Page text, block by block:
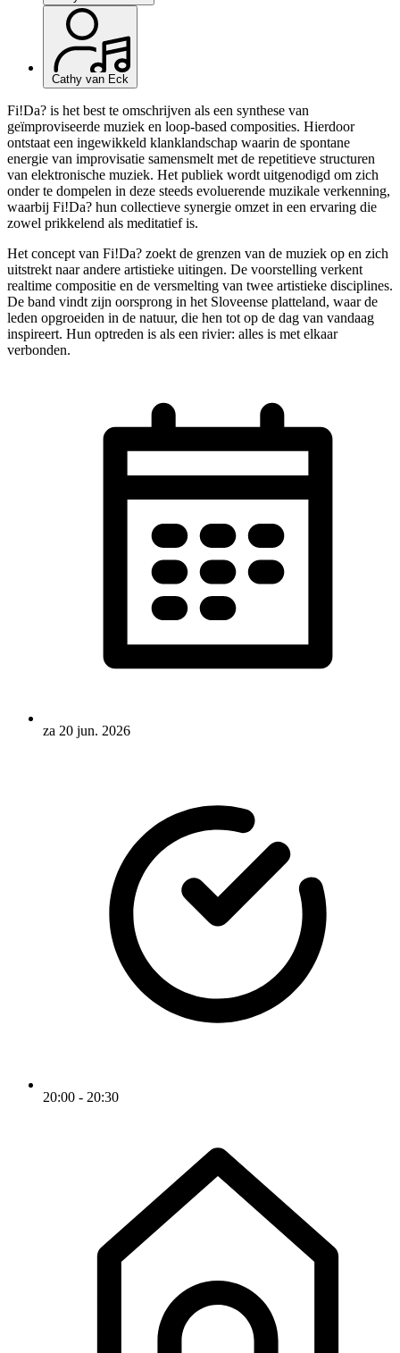
Cathy van Eck
Fi!Da? is het best te omschrijven als een synthese van
geïmproviseerde muziek en loop-based composities. Hierdoor
ontstaat een ingewikkeld klanklandschap waarin de spontane
energie van improvisatie samensmelt met de repetitieve structuren
van elektronische muziek. Het publiek wordt uitgenodigd om zich
onder te dompelen in deze steeds evoluerende muzikale verkenning,
waarbij Fi!Da? hun collectieve synergie omzet in een ervaring die
zowel prikkelend als meditatief is.
Het concept van Fi!Da? zoekt de grenzen van de muziek op en zich
uitstrekt naar andere artistieke uitingen. De voorstelling verkent
realtime compositie en de versmelting van twee artistieke disciplines.
De band vindt zijn oorsprong in het Sloveense platteland, waar de
leden opgroeiden in de natuur, die hen tot op de dag van vandaag
inspireert. Hun optreden is als een rivier: alles is met elkaar
verbonden.
za 20 jun. 2026
20:00 - 20:30